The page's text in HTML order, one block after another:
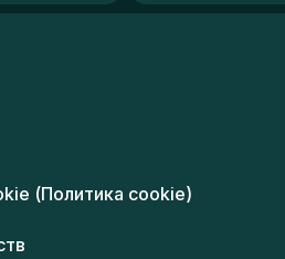
(Политика cookie)